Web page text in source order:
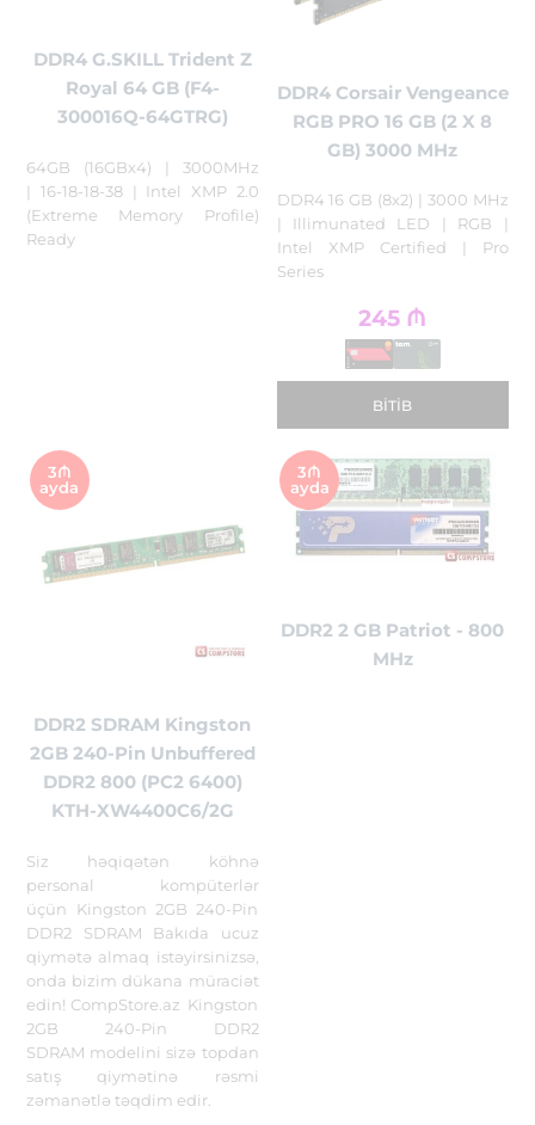
DDR4 G.SKILL Trident Z
Royal 64 GB (F4-
300016Q-64GTRG)
64GB (16GBx4) | 3000MHz
| 16-18-18-38 | Intel XMP 2.0
(Extreme Memory Profile)
Ready
DDR4 Corsair Vengeance
RGB PRO 16 GB (2 X 8
GB) 3000 MHz
DDR4 16 GB (8x2) | 3000 MHz
| Illimunated LED | RGB |
Intel XMP Certified | Pro
Series
245 ₼
BITIB
3₼
ayda
DDR2 SDRAM Kingston
2GB 240-Pin Unbuffered
DDR2 800 (PC2 6400)
KTH-XW4400C6/2G
Siz həqiqətən köhnə
personal kompüterlər
üçün Kingston 2GB 240-Pin
DDR2 SDRAM Bakıda ucuz
qiymətə almaq istəyirsinizsə,
onda bizim dükana müraciət
edin! CompStore.az Kingston
2GB 240-Pin DDR2
SDRAM modelini sizə topdan
satış qiymətinə rəsmi
zəmanətlə təqdim edir.
3₼
ayda
DDR2 2 GB Patriot - 800
MHz